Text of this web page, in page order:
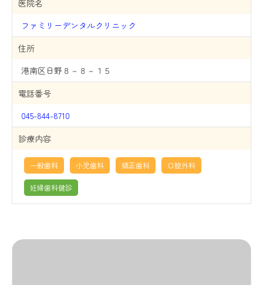
医院名
ファミリーデンタルクリニック
住所
港南区日野８－８－１５
電話番号
045-844-8710
診療内容
一般歯科 小児歯科 矯正歯科 口腔外科
妊婦歯科健診